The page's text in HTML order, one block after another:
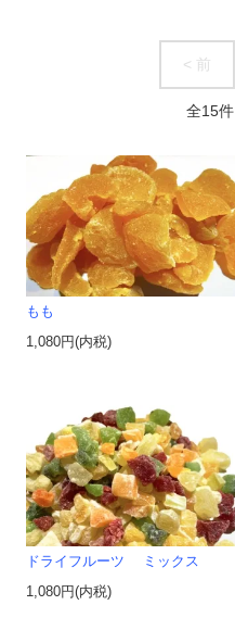
< 前
全15件
もも
1,080円(内税)
ドライフルーツ ミックス
1,080円(内税)